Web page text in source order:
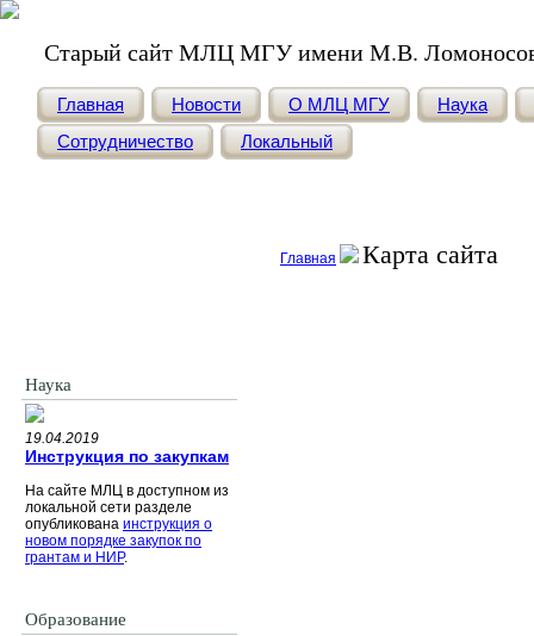
Старый сайт МЛЦ МГУ имени М.В.
Главная Новости О МЛЦ МГУ
Наука
Сотрудничество
Локальный
Наука
19.04.2019
Инструкция по закупкам
На сайте МЛЦ в доступном из
локальной сети разделе
опубликована инструкция о
новом порядке закупок по
грантам и НИР.
Образование
Главная Карта сайта